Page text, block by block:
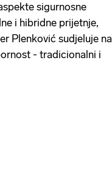
sigurnosne
i hibridne prijetnje,
Plenković sudjeluje na
- tradicionalni i